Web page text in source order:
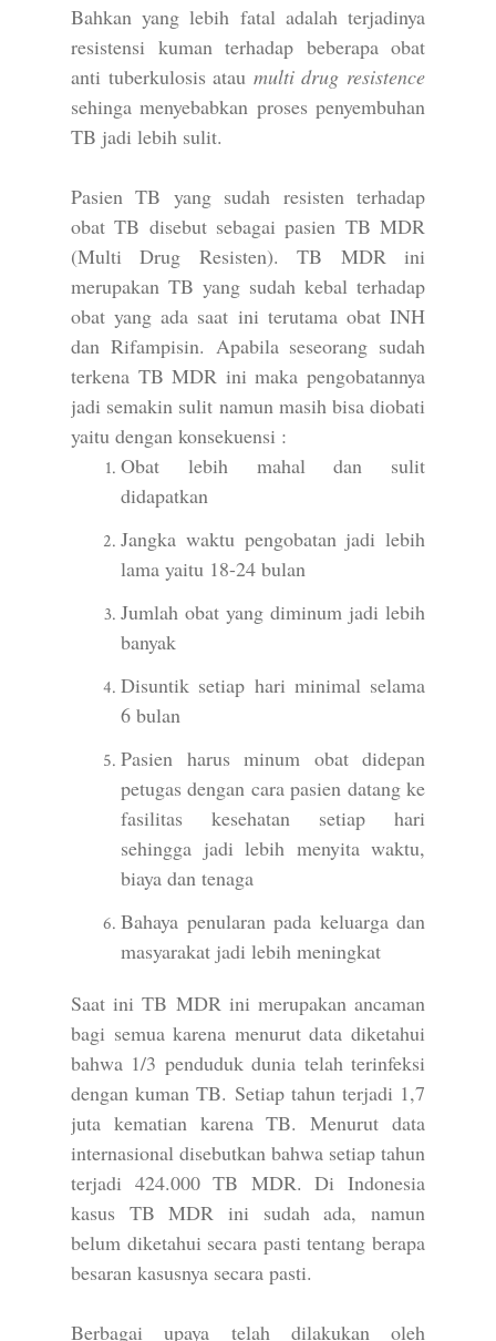
Bahkan yang lebih fatal adalah terjadinya
resistensi kuman terhadap beberapa obat
anti tuberkulosis atau multi drug resistence
sehinga menyebabkan proses penyembuhan
TB jadi lebih sulit.
Pasien TB yang sudah resisten terhadap
obat TB disebut sebagai pasien TB MDR
(Multi Drug Resisten). TB MDR ini
merupakan TB yang sudah kebal terhadap
obat yang ada saat ini terutama obat INH
dan Rifampisin. Apabila seseorang sudah
terkena TB MDR ini maka pengobatannya
jadi semakin sulit namun masih bisa diobati
yaitu dengan konsekuensi :
Obat lebih mahal dan sulit
didapatkan
Jangka waktu pengobatan jadi lebih
lama yaitu 18-24 bulan
Jumlah obat yang diminum jadi lebih
banyak
Disuntik setiap hari minimal selama
6 bulan
Pasien harus minum obat didepan
petugas dengan cara pasien datang ke
fasilitas kesehatan setiap hari
sehingga jadi lebih menyita waktu,
biaya dan tenaga
Bahaya penularan pada keluarga dan
masyarakat jadi lebih meningkat
Saat ini TB MDR ini merupakan ancaman
bagi semua karena menurut data diketahui
bahwa 1/3 penduduk dunia telah terinfeksi
dengan kuman TB. Setiap tahun terjadi 1,7
juta kematian karena TB. Menurut data
internasional disebutkan bahwa setiap tahun
terjadi 424.000 TB MDR. Di Indonesia
kasus TB MDR ini sudah ada, namun
belum diketahui secara pasti tentang berapa
besaran kasusnya secara pasti.
Berbagai upaya telah dilakukan oleh